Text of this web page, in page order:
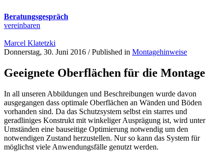
Beratungsgespräch
vereinbaren
Marcel Klatetzki
Donnerstag, 30. Juni 2016 /Published in Montagehinweise
Geeignete Oberflächen für die Montage
In all unseren Abbildungen und Beschreibungen wurde davon
ausgegangen dass optimale Oberflächen an Wänden und Böden
vorhanden sind. Da das Schutzsystem selbst ein starres und
geradliniges Konstrukt mit winkeliger Ausprägung ist, wird unter
Umständen eine bauseitige Optimierung notwendig um den
notwendigen Zustand herzustellen. Nur so kann das System für
möglichst viele Anwendungsfälle genutzt werden.